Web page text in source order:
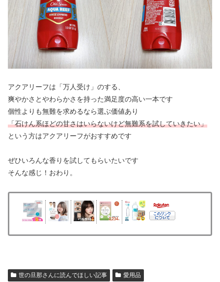
アクアリーフは「万人受け」のする、
爽やかさとやわらかさを持った満足度の高い一本です
個性よりも無難を求めるなら選ぶ価値あり
「石けん系ほどの甘さはいらないけど無難系を試していきたい」
という方はアクアリーフがおすすめです
ぜひいろんな香りを試してもらいたいです
そんな感じ！おわり。
世の旦那さんに読んでほしい記事 愛用品